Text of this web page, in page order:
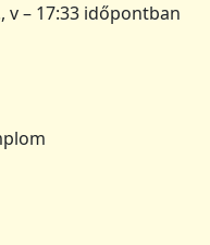
v – 17:33 időpontban